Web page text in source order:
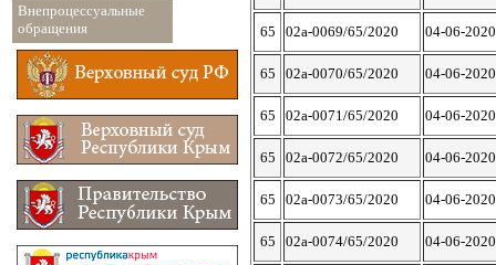
Внепроцессуальные
обращения
65 02а-0069/65/2020 04-06-2020
65 02а-0070/65/2020 04-06-2020
65 02а-0071/65/2020 04-06-2020
65 02а-0072/65/2020 04-06-2020
65 02а-0073/65/2020 04-06-2020
65 02а-0074/65/2020 04-06-2020